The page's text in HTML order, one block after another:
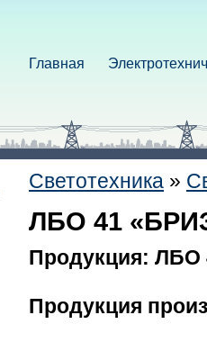
Главная
Светотехника »
ЛБО 41
Продукция: ЛБО
Продукция